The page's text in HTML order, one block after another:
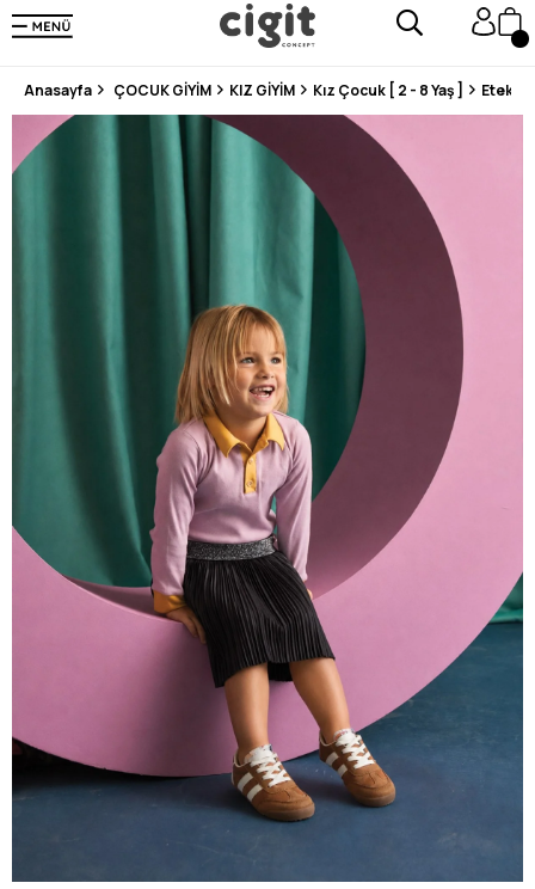
250.000'DEN FAZLA DEĞERLENDİRMEDE 5 ÜZERİNDEN 4.8 PUAN ALDI ⭐⭐⭐⭐⭐
3 MİLYONDAN FAZLA MUTLU MÜŞTERİ ❤️ 10 MİLYON ÜRÜN
Anasayfa ÇOCUK GİYİM KIZ GİYİM Kız Çocuk [ 2 - 8 Yaş ] Etek